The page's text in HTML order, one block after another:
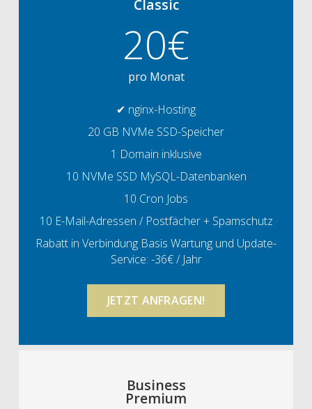
Classic
20€
pro Monat
✔ nginx-Hosting
20 GB NVMe SSD-Speicher
1 Domain inklusive
10 NVMe SSD MySQL-Datenbanken
10 Cron Jobs
10 E-Mail-Adressen / Postfächer + Spamschutz
Rabatt in Verbindung Basis Wartung und Update-
Service: -36€ / Jahr
JETZT ANFRAGEN!
Business
Premium